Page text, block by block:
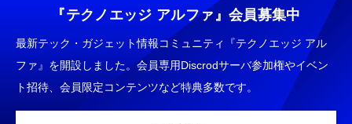
『テクノエッジ アルファ』 会員募集中
最新テック・ガジェット情報コミュニティ『テクノエッジ アル
ファ』を開設しました。会員専用Discrodサーバ参加権やイベン
ト招待、会員限定コンテンツなど特典多数です。